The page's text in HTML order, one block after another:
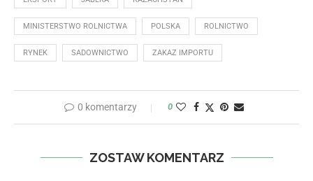
MINISTERSTWO ROLNICTWA POLSKA ROLNICTWO
RYNEK SADOWNICTWO ZAKAZ IMPORTU
0 komentarzy 0
ZOSTAW KOMENTARZ